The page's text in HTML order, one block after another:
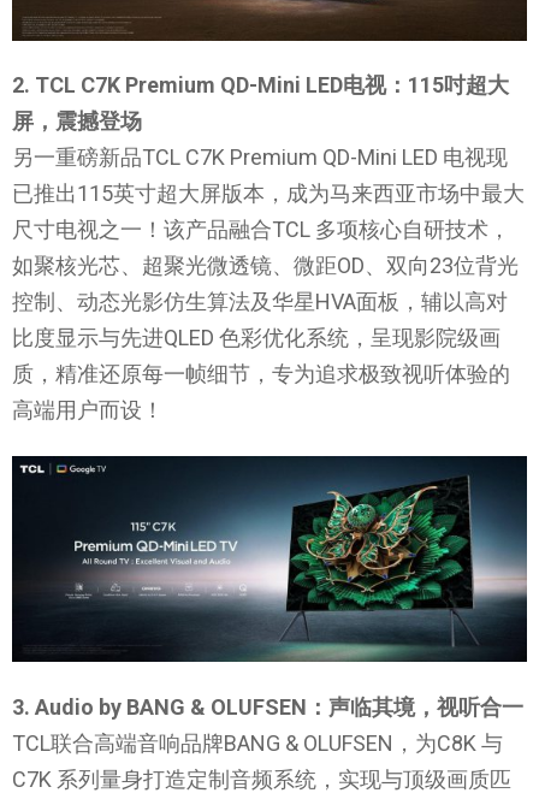
2. TCL C7K Premium QD-Mini LED电视：115吋超大
屏，震撼登场
另一重磅新品TCL C7K Premium QD-Mini LED 电视现
已推出115英寸超大屏版本，成为马来西亚市场中最大
尺寸电视之一！该产品融合TCL 多项核心自研技术，
如聚核光芯、超聚光微透镜、微距OD、双向23位背光
控制、动态光影仿生算法及华星HVA面板，辅以高对
比度显示与先进QLED 色彩优化系统，呈现影院级画
质，精准还原每一帧细节，专为追求极致视听体验的
高端用户而设！
3. Audio by BANG & OLUFSEN：声临其境，视听合一
TCL联合高端音响品牌BANG & OLUFSEN，为C8K 与
C7K 系列量身打造定制音频系统，实现与顶级画质匹